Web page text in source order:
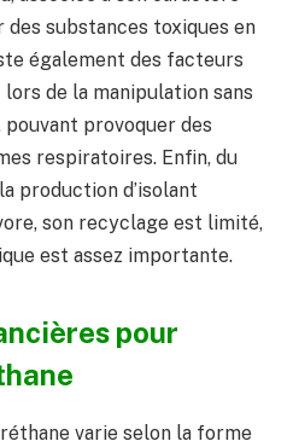
substances toxiques en
également des facteurs
lors de la manipulation sans
provoquer des
respiratoires. Enfin, du
production d’isolant
son recyclage est limité,
est assez importante.
pour
varie selon la forme